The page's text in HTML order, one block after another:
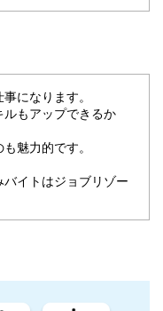
になります。
もアップできるか
魅力的です。
バイトはジョブリゾー